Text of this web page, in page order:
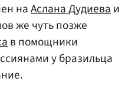
наАслана Дудиева и
же чуть позже
в помощники
у бразильца